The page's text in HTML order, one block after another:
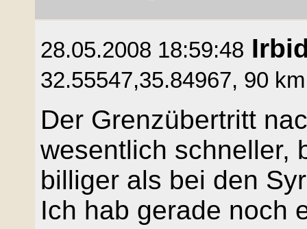
28.05.2008 18:59:48
32.55547,35.84967, 90
Der Grenzübertritt
wesentlich schneller,
billiger als bei den
Ich hab gerade noch